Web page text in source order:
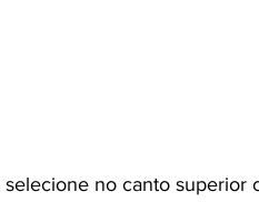
no canto superior